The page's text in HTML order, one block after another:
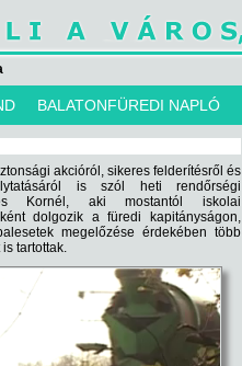
BALATONFÜREDI NAPLÓ
akcióról, sikeres felderítésről és
is szól heti rendőrségi
Kornél, aki mostantól iskolai
dolgozik a füredi kapitányságon,
megelőzése érdekében több
tartottak.